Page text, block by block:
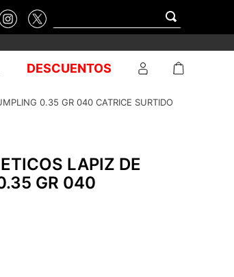
DESCUENTOS
0.35 GR 040 CATRICE SURTIDO
LAPIZ DE
GR 040